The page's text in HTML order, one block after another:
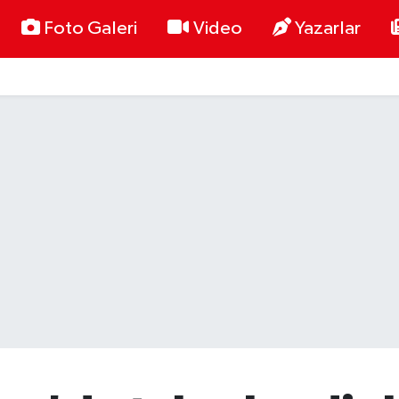
Foto Galeri Video Yazarlar